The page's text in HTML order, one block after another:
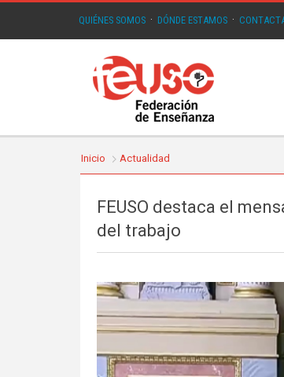
QUIÉNES SOMOS · DÓNDE ESTAMOS ·
Inicio Actualidad
FEUSO destaca el
del trabajo